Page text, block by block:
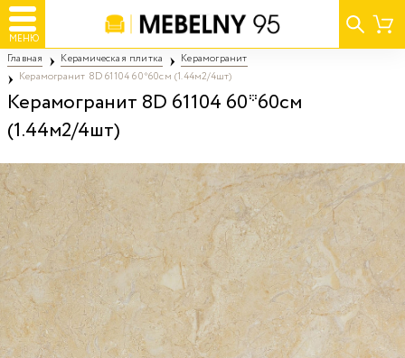
МЕНЮ
Главная Керамическая плитка
Керамогранит
Керамогранит 8D 61104 60*60см (1.44м2/4шт)
Керамогранит 8D 61104 60*60см
(1.44м2/4шт)